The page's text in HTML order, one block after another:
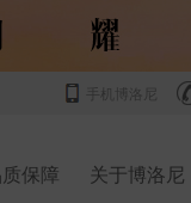
手机博洛尼
保障 关于博洛尼